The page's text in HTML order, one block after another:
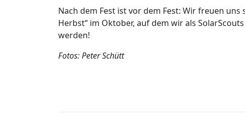
Nach dem Fest ist vor dem Fest: Wir freuen
Herbst“ im Oktober, auf dem wir als
werden!
Fotos: Peter Schütt